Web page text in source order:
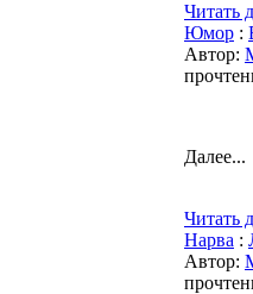
Читать
Юмор :
Автор:
Далее...
Читать
Нарва :
Автор: